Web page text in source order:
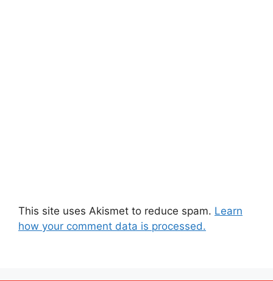
This site uses Akismet to reduce spam. Learn
how your comment data is processed.